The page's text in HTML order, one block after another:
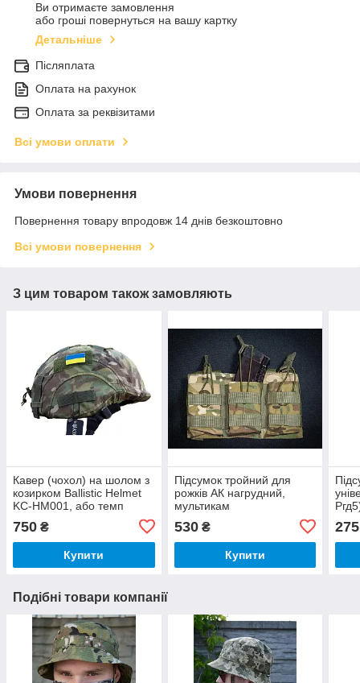
Ви отримаєте замовлення
або гроші повернуться на вашу картку
Детальніше
Післяплата
Оплата на рахунок
Оплата за реквізитами
Всі умови оплати
Умови повернення
Повернення товару впродовж 14 днів безкоштовно
Всі умови повернення
З цим товаром також замовляють
Кавер (чохол) на шолом з
козирком Ballistic Helmet
KC-HM001, або темп
3000. мультикам кордура
750 ₴
Купити
Підсумок тройний для
рожків АК нагрудний,
мультикам
530₴
Купити
275
Подібні товари компанії